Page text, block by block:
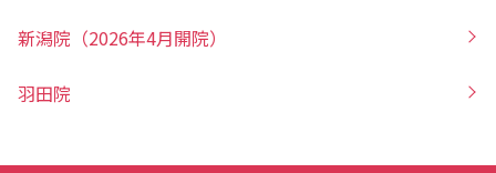
新潟院（2026年4月開院）
羽田院